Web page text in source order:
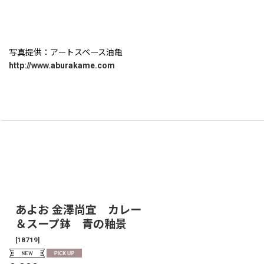
写真提供：アートスペース油亀
http://www.aburakame.com
あよお 金澤尚宜 カレー
＆スープ鉢 青の釉景
[18719]